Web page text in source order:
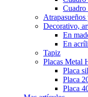
Cuadro
Decorativo,
En
En
Tapiz
Placas Metal
Placa
Placa
Placa